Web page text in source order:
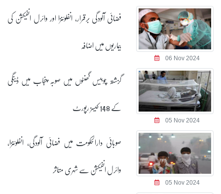
06 Nov 2024
فضائی آلودگی برقرار، انفلوئنزا اور وائرل انفیکشن کی
بیماریوں میں اضافہ
05 Nov 2024
گزشتہ چوبیس گھنٹوں میں صوبہ پنجاب میں ڈینگی
کے 148 کیسز رپورٹ
05 Nov 2024
صوبائی دارالحکومت میں فضائی آلودگی، انفلوئنزا،
وائرل انفیکشن سے شہری متاثر